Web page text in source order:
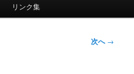
リンク集
次へ→